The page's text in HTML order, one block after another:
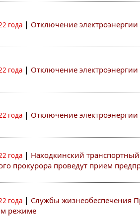
года | Отключение электроэнергии
года | Отключение электроэнергии
года | Отключение электроэнергии
года | Находкинский
прокурора проведут прием
года | Службы жизнеобеспечения
режиме